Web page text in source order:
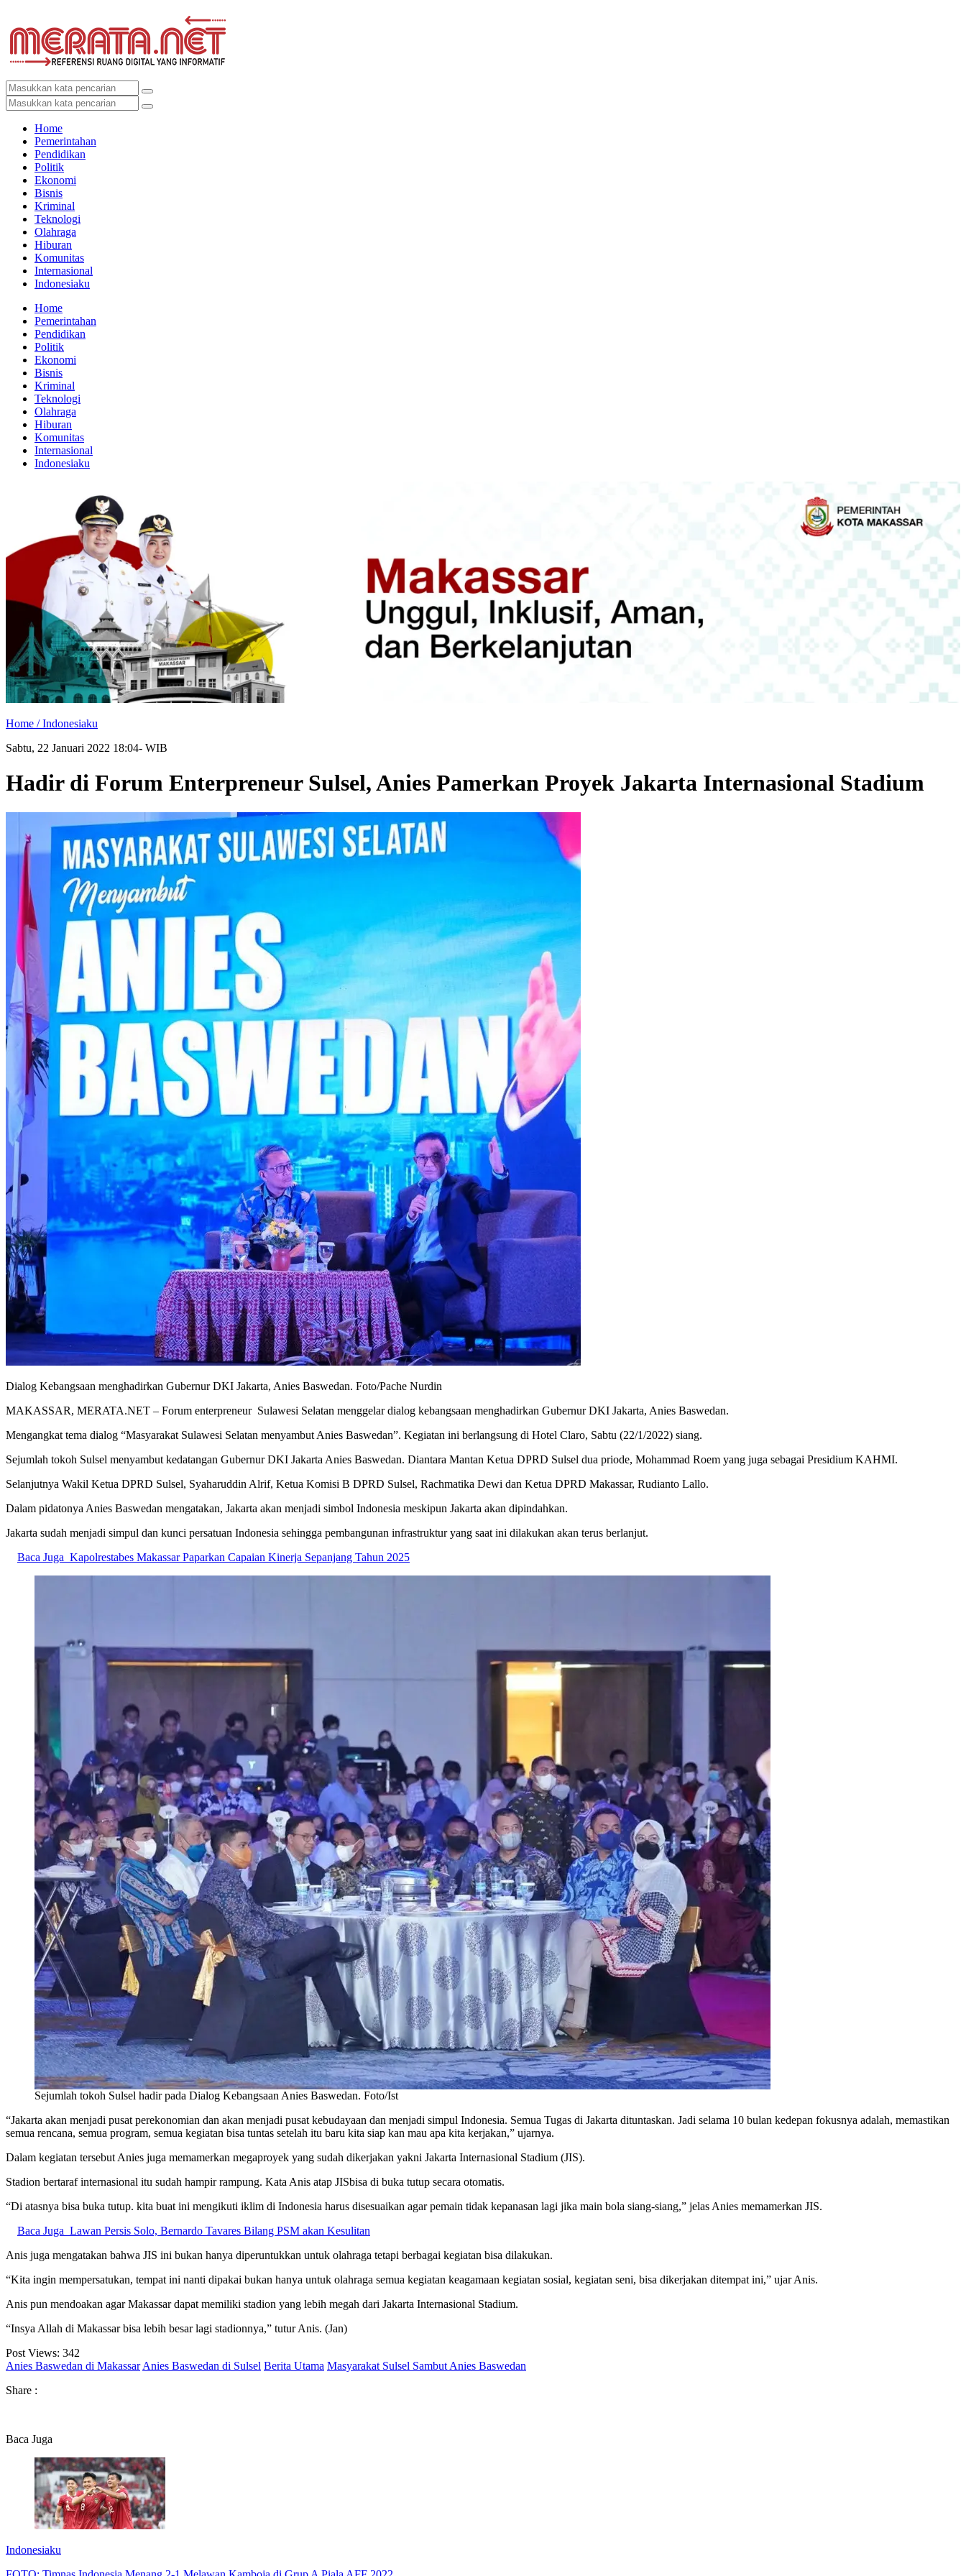
Home
Pemerintahan
Pendidikan
Politik
Ekonomi
Bisnis
Kriminal
Teknologi
Olahraga
Hiburan
Komunitas
Internasional
Indonesiaku
Home
Pemerintahan
Pendidikan
Politik
Ekonomi
Bisnis
Kriminal
Teknologi
Olahraga
Hiburan
Komunitas
Internasional
Indonesiaku
Home /Indonesiaku
Sabtu, 22 Januari 2022 18:04- WIB
Hadir di Forum Enterpreneur Sulsel, Anies Pamerkan Proyek Jakarta Internasional Stadium
Dialog Kebangsaan menghadirkan Gubernur DKI Jakarta, Anies Baswedan. Foto/Pache Nurdin
MAKASSAR, MERATA.NET – Forum enterpreneur Sulawesi Selatan menggelar dialog kebangsaan menghadirkan Gubernur DKI Jakarta, Anies Baswedan.
Mengangkat tema dialog “Masyarakat Sulawesi Selatan menyambut Anies Baswedan”. Kegiatan ini berlangsung di Hotel Claro, Sabtu (22/1/2022) siang.
Sejumlah tokoh Sulsel menyambut kedatangan Gubernur DKI Jakarta Anies Baswedan. Diantara Mantan Ketua DPRD Sulsel dua priode, Mohammad Roem yang juga sebagai Presidium KAHMI.
Selanjutnya Wakil Ketua DPRD Sulsel, Syaharuddin Alrif, Ketua Komisi B DPRD Sulsel, Rachmatika Dewi dan Ketua DPRD Makassar, Rudianto Lallo.
Dalam pidatonya Anies Baswedan mengatakan, Jakarta akan menjadi simbol Indonesia meskipun Jakarta akan dipindahkan.
Jakarta sudah menjadi simpul dan kunci persatuan Indonesia sehingga pembangunan infrastruktur yang saat ini dilakukan akan terus berlanjut.
Baca Juga Kapolrestabes Makassar Paparkan Capaian Kinerja Sepanjang Tahun 2025
Sejumlah tokoh Sulsel hadir pada Dialog Kebangsaan Anies Baswedan. Foto/Ist
“Jakarta akan menjadi pusat perekonomian dan akan menjadi pusat kebudayaan dan menjadi simpul Indonesia. Semua Tugas di Jakarta dituntaskan. Jadi selama 10 bulan kedepan fokusnya adalah, memastikan
semua rencana, semua program, semua kegiatan bisa tuntas setelah itu baru kita siap kan mau apa kita kerjakan,” ujarnya.
Dalam kegiatan tersebut Anies juga memamerkan megaproyek yang sudah dikerjakan yakni Jakarta Internasional Stadium (JIS).
Stadion bertaraf internasional itu sudah hampir rampung. Kata Anis atap JISbisa di buka tutup secara otomatis.
“Di atasnya bisa buka tutup. kita buat ini mengikuti iklim di Indonesia harus disesuaikan agar pemain tidak kepanasan lagi jika main bola siang-siang,” jelas Anies memamerkan JIS.
Baca Juga Lawan Persis Solo, Bernardo Tavares Bilang PSM akan Kesulitan
Anis juga mengatakan bahwa JIS ini bukan hanya diperuntukkan untuk olahraga tetapi berbagai kegiatan bisa dilakukan.
“Kita ingin mempersatukan, tempat ini nanti dipakai bukan hanya untuk olahraga semua kegiatan keagamaan kegiatan sosial, kegiatan seni, bisa dikerjakan ditempat ini,” ujar Anis.
Anis pun mendoakan agar Makassar dapat memiliki stadion yang lebih megah dari Jakarta Internasional Stadium.
“Insya Allah di Makassar bisa lebih besar lagi stadionnya,” tutur Anis. (Jan)
Post Views: 342
Anies Baswedan di Makassar Anies Baswedan di Sulsel Berita Utama Masyarakat Sulsel Sambut Anies Baswedan
Share :
Baca Juga
Indonesiaku